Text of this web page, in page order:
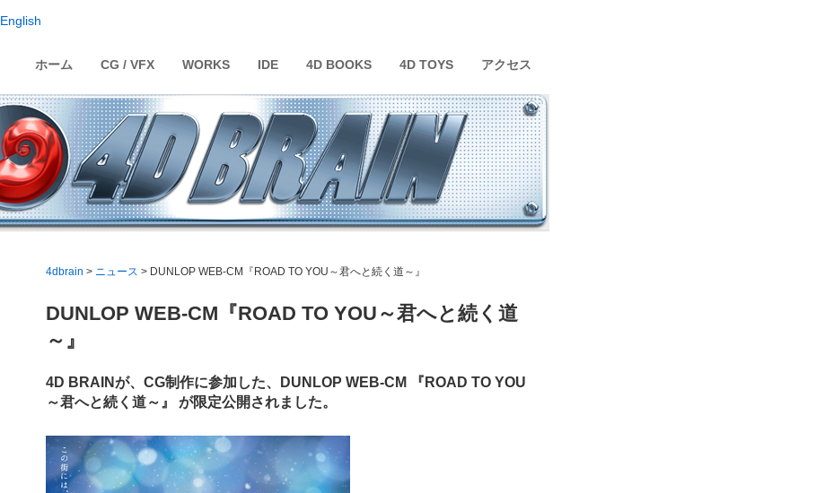
English
ホーム CG / VFX WORKS IDE 4D BOOKS 4D TOYS アクセス
4dbrain > ニュース > DUNLOP WEB-CM『ROAD TO YOU～君へと続く道～』
DUNLOP WEB-CM『ROAD TO YOU～君へと続く道
～』
4D BRAINが、CG制作に参加した、DUNLOP WEB-CM 『ROAD TO YOU
～君へと続く道～』 が限定公開されました。